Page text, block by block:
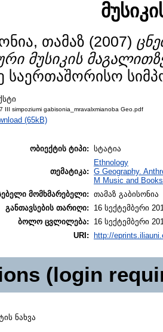
თამაზ (2007)
მუსიკის
საერთაშორისო
III simpoziumi gabisonia_mravalxmianoba Geo.pdf
(65kB)
ობიექტის ტიპი: სტატია
თემატიკა:
Ethnology
G Geography.
M Music and
მომხმარებელი: თამაზ გაბისონია
განთავსების თარიღი:
16 სექტემბერი
ბოლო ცვლილება:
16 სექტემბერი
URI:
http://
(login
ნახვა